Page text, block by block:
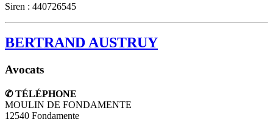
Siren : 440726545
BERTRAND AUSTRUY
Avocats
✆ TÉLÉPHONE
MOULIN DE FONDAMENTE
12540 Fondamente